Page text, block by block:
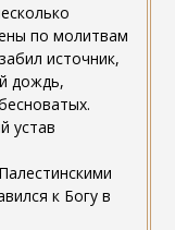
по молитвам
источник,
дождь,
устав
к Богу в